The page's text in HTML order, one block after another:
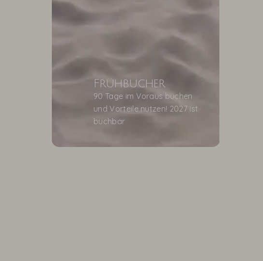
Frühbucher
90 Tage im Voraus buchen
und Vorteile nutzen! 2027 ist
buchbar